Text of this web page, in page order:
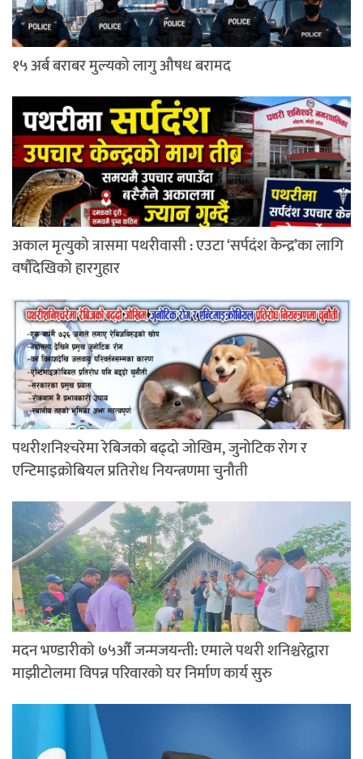
१५ अर्ब बराबर मुल्यको लागु औषध बरामद
अकाल मृत्युको त्रासमा पथरीवासी : एउटा ‘सर्पदंश केन्द्र’का लागि
वर्षौंदेखिको हारगुहार
पथरीशनिश्‍चरेमा रेबिजको बढ्दो जोखिम, जुनोटिक रोग र
एन्टिमाइक्रोबियल प्रतिरोध नियन्त्रणमा चुनौती
मदन भण्डारीको ७५औँ जन्मजयन्ती: एमाले पथरी शनिश्चरेद्वारा
माझीटोलमा विपन्न परिवारको घर निर्माण कार्य सुरु